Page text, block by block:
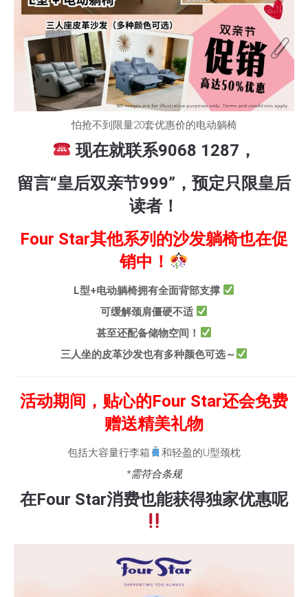
怕抢不到限量20套优惠价的电动躺椅
现在就联系9068 1287，
留言“皇后双亲节999”，预定只限皇后
读者！
Four Star其他系列的沙发躺椅也在促
销中！
L型+电动躺椅拥有全面背部支撑
可缓解颈肩僵硬不适
甚至还配备储物空间！
三人坐的皮革沙发也有多种颜色可选～
活动期间，贴心的Four Star还会免费
赠送精美礼物
包括大容量行李箱
和轻盈的U型颈枕
*需符合条规
在Four Star消费也能获得独家优惠呢